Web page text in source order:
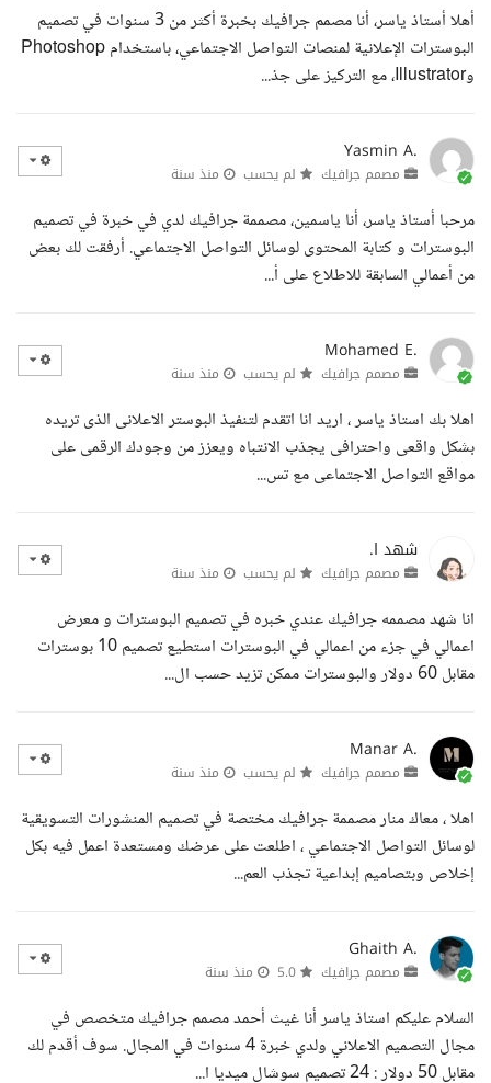
أهلا أستاذ ياسر، أنا مصمم جرافيك بخبرة أكثر من 3 سنوات في تصميم
البوسترات الإعلانية لمنصات التواصل الاجتماعي، باستخدام Photoshop
وIllustrator، مع التركيز على جذ...
Yasmin A.
مصمم جرافيك لم يحسب منذ سنة
مرحبا أستاذ ياسر، أنا ياسمين، مصممة جرافيك لدي في خبرة في تصميم
البوسترات و كتابة المحتوى لوسائل التواصل الاجتماعي. أرفقت لك بعض
من أعمالي السابقة للاطلاع على أ...
Mohamed E.
مصمم جرافيك لم يحسب منذ سنة
اهلا بك استاذ ياسر ، اريد انا اتقدم لتنفيذ البوستر الاعلانى الذى تريده
بشكل واقعى واحترافى يجذب الانتباه ويعزز من وجودك الرقمى على
مواقع التواصل الاجتماعى مع تس...
شهد ا.
مصمم جرافيك لم يحسب منذ سنة
انا شهد مصممه جرافيك عندي خبره في تصميم البوسترات و معرض
اعمالي في جزء من اعمالي في البوسترات استطيع تصميم 10 بوسترات
مقابل 60 دولار والبوسترات ممكن تزيد حسب ال...
Manar A.
مصمم جرافيك لم يحسب منذ سنة
اهلا ، معاك منار مصممة جرافيك مختصة في تصميم المنشورات التسويقية
لوسائل التواصل الاجتماعي ، اطلعت على عرضك ومستعدة اعمل فيه بكل
إخلاص وبتصاميم إبداعية تجذب العم...
Ghaith A.
مصمم جرافيك منذ سنة
السلام عليكم استاذ ياسر أنا غيث أحمد مصمم جرافيك متخصص في
مجال التصميم الاعلاني ولدي خبرة 4 سنوات في المجال. سوف أقدم لك
مقابل 50 دولار : 24 تصميم سوشال ميديا ا...